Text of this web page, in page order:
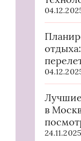
в
24.11.2025